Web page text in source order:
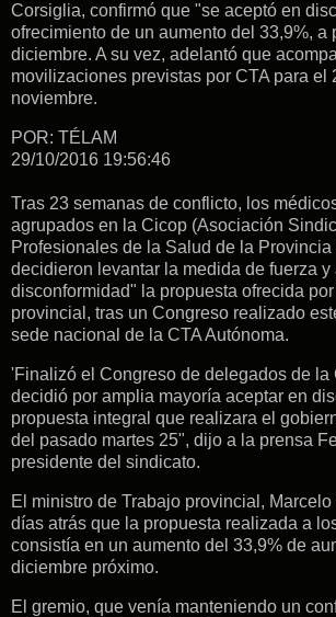
Corsiglia, confirmó que "se aceptó en
ofrecimiento de un aumento del 33,9%, a
diciembre. A su vez, adelantó que
movilizaciones previstas por CTA para el
noviembre.
POR: TÉLAM
29/10/2016 19:56:46
Tras 23 semanas de conflicto, los
agrupados en la Cicop (Asociación
Profesionales de la Salud de la
decidieron levantar la medida de fuerza y
disconformidad" la propuesta ofrecida
provincial, tras un Congreso realizado
sede nacional de la CTA Autónoma.
'Finalizó el Congreso de delegados de la
decidió por amplia mayoría aceptar en
propuesta integral que realizara el
del pasado martes 25", dijo a la prensa
presidente del sindicato.
El ministro de Trabajo provincial,
días atrás que la propuesta realizada a
consistía en un aumento del 33,9% de
diciembre próximo.
El gremio, que venía manteniendo un